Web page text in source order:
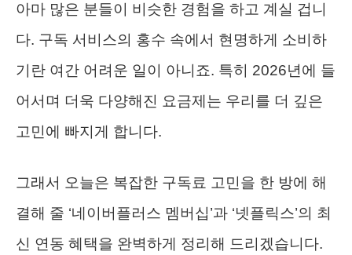
아마 많은 분들이 비슷한 경험을 하고 계실 겁니
다. 구독 서비스의 홍수 속에서 현명하게 소비하
기란 여간 어려운 일이 아니죠. 특히 2026년에 들
어서며 더욱 다양해진 요금제는 우리를 더 깊은
고민에 빠지게 합니다.
그래서 오늘은 복잡한 구독료 고민을 한 방에 해
결해 줄 ‘네이버플러스 멤버십’과 ‘넷플릭스’의 최
신 연동 혜택을 완벽하게 정리해 드리겠습니다.